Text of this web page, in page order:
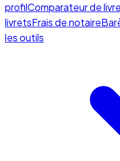
profilComparateur de
livretsFrais de notaire
les outils